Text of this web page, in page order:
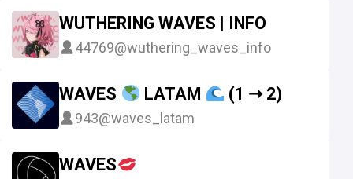
WUTHERING WAVES | INFO
44769@wuthering_waves_info
WAVES LATAM (1 ➝ 2)
943@waves_latam
WAVES